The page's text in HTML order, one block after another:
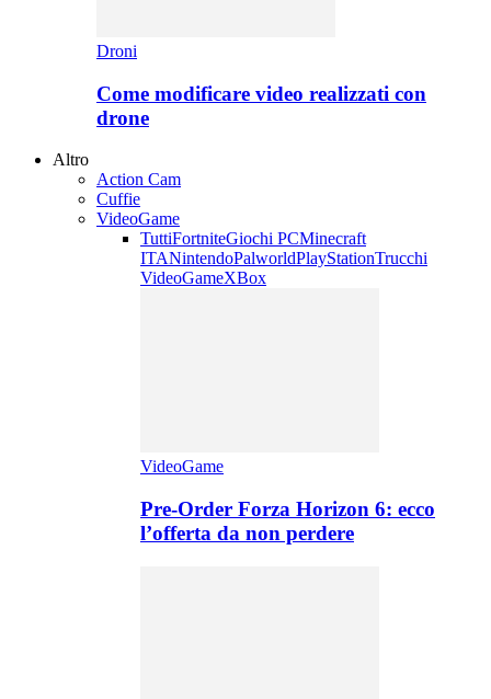
Droni
Come modificare video realizzati con
drone
Altro
Action Cam
Cuffie
VideoGame
TuttiFortniteGiochi PCMinecraft
ITANintendoPalworldPlayStationTrucchi
VideoGameXBox
VideoGame
Pre-Order Forza Horizon 6: ecco
l’offerta da non perdere